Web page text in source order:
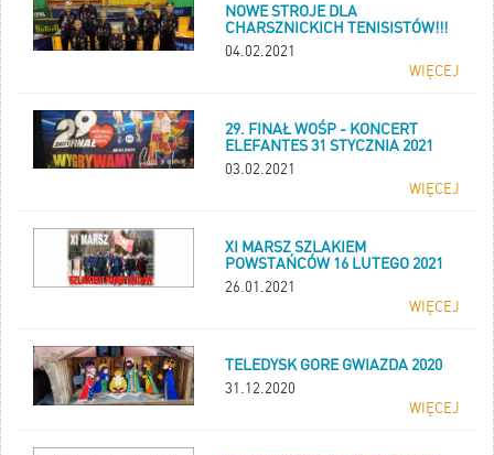
NOWE STROJE DLA
CHARSZNICKICH TENISISTÓW!!!
04.02.2021
WIĘCEJ
29. FINAŁ WOŚP - KONCERT
ELEFANTES 31 STYCZNIA 2021
03.02.2021
WIĘCEJ
XI MARSZ SZLAKIEM
POWSTAŃCÓW 16 LUTEGO 2021
26.01.2021
WIĘCEJ
TELEDYSK GORE GWIAZDA 2020
31.12.2020
WIĘCEJ